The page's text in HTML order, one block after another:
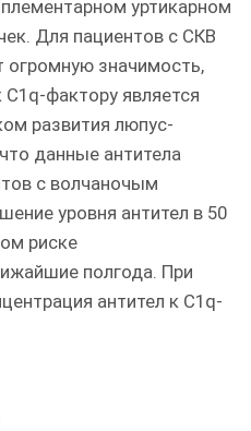
уртикарном
Для пациентов с СКВ
огромную значимость,
C1q-фактору является
развития люпус-
данные антитела
с волчаночым
уровня антител в 50
риске
полгода. При
антител к C1q-